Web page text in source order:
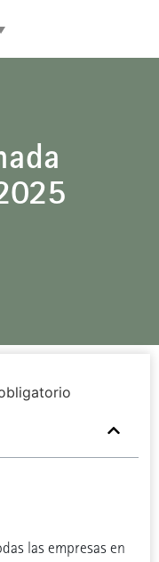
las empresas en